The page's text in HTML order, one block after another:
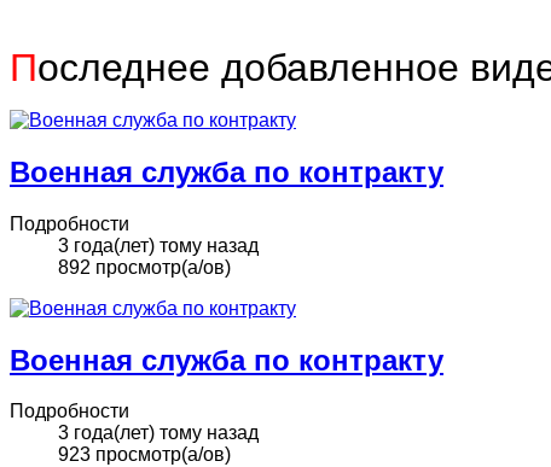
Последнее добавленное
Военная служба по контракту
Подробности
3 года(лет) тому назад
892 просмотр(а/ов)
Военная служба по контракту
Подробности
3 года(лет) тому назад
923 просмотр(а/ов)